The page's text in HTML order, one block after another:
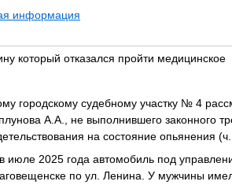
информация
который отказался пройти медицинское
городскому судебному участку № 4
А.А., не выполнившего законного
на состояние опьянения
июле 2025 года автомобиль под
по ул. Ленина. У мужчины